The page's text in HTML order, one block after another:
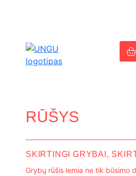
RŪŠYS
SKIRTINGI GRYBAI,
Grybų rūšis lemia ne tik būsimo